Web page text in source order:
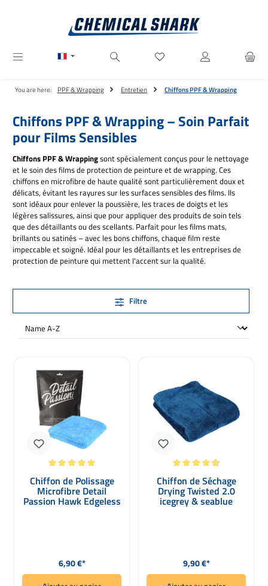
Vous avez 0 articles dans
You are here: PPF & Wrapping Entretien Chiffons PPF & Wrapping
Chiffons PPF & Wrapping – Soin Parfait
pour Films Sensibles
Chiffons PPF & Wrappingsont spécialement conçus pour le nettoyage
et le soin des films de protection de peinture et de wrapping. Ces
chiffons en microfibre de haute qualité sont particulièrement doux et
délicats, évitant les rayures sur les surfaces sensibles des films. Ils
sont idéaux pour enlever la poussière, les traces de doigts et les
légères salissures, ainsi que pour appliquer des produits de soin tels
que des détaillants ou des scellants. Parfait pour les films mats,
brillants ou satinés – avec les bons chiffons, chaque film reste
impeccable et soigné. Idéal pour les détaillants et les entreprises de
protection de peinture qui mettent l'accent sur la qualité.
Filtre
Note moyenne de 5 sur 5 étoiles
Chiffon de Polissage
Microfibre Detail
Passion Hawk Edgeless
bleu ciel 500gsm
Prix régulier :
6,90 €*
Note moyenne de 4.9 sur 5 étoiles
Chiffon de Séchage
Drying Twisted 2.0
icegrey & seablue
Prix régulier :
9,90 €*